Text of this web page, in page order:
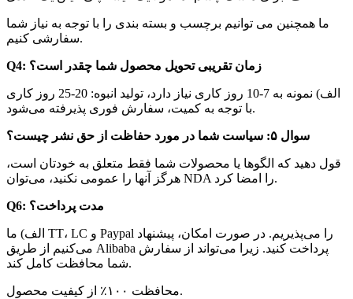
ما همچنین می توانیم برچسب و بسته بندی را با توجه به نیاز شما
سفارشی کنیم.
Q4: زمان تقریبی تحویل محصول شما چقدر است؟
الف) نمونه به 7-10 روز کاری نیاز دارد، تولید انبوه: 20-25 روز کاری
با توجه به کمیت، سفارش فوری پذیرفته می‌شود.
سوال ۵: سیاست شما در مورد حفاظت از حق نشر چیست؟
قول دهید که الگوها یا محصولات شما فقط متعلق به خودتان است،
هرگز آنها را عمومی نکنید، می‌توان NDA را امضا کرد.
Q6: مدت پرداخت؟
الف) ما TT، LC و Paypal را می‌پذیریم. در صورت امکان، پیشنهاد
می‌کنیم از طریق Alibaba پرداخت کنید. زیرا می‌تواند از سفارش
شما محافظت کامل کند.
محافظت ۱۰۰٪ از کیفیت محصول.